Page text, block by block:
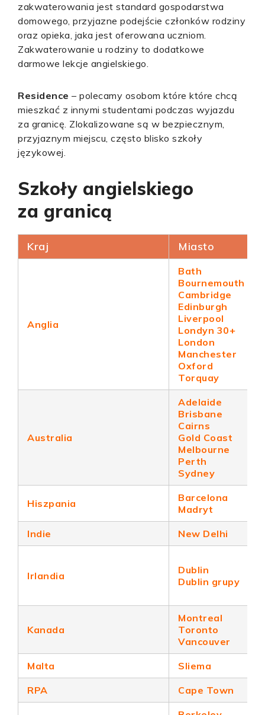
zakwaterowania jest standard gospodarstwa
domowego, przyjazne podejście członków rodziny
oraz opieka, jaka jest oferowana uczniom.
Zakwaterowanie u rodziny to dodatkowe
darmowe lekcje angielskiego.
Residence – polecamy osobom które które chcą
mieszkać z innymi studentami podczas wyjazdu
za granicę. Zlokalizowane są w bezpiecznym,
przyjaznym miejscu, często blisko szkoły
językowej.
Szkoły angielskiego
za granicą
Kraj Miasto
Anglia
Bath
Bournemouth
Cambridge
Edinburgh
Liverpool
Londyn 30+
London
Manchester
Oxford
Torquay
Australia
Adelaide
Brisbane
Cairns
Gold Coast
Melbourne
Perth
Sydney
Hiszpania
Barcelona
Madryt
Indie New Delhi
Irlandia
Dublin
Dublin grupy
Kanada
Montreal
Toronto
Vancouver
Malta Sliema
RPA Cape Town